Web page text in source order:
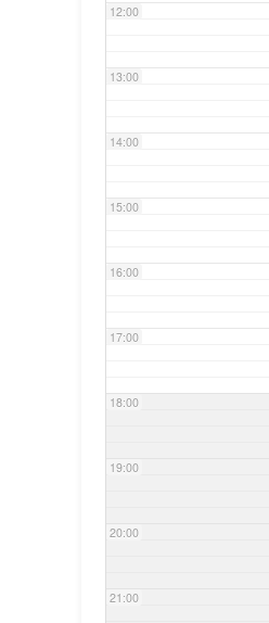
12:00
13:00
14:00
15:00
16:00
17:00
18:00
19:00
20:00
21:00